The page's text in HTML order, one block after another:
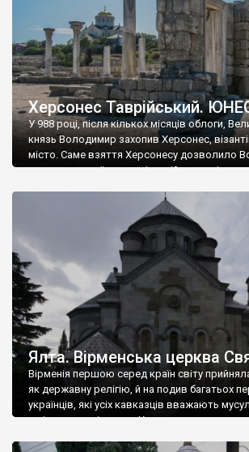
Херсонес Таврійський.
У 988 році, після кількох місяців облоги,
князь Володимир захопив Херсонес,
місто. Саме взяття Херсонесу дозволило
диктувати свої умови візантійському
Херсонесі Володимир-язичник, став
А потім було Хрещення Русі. На честь
Ялта. Вірменська церква
Вірменія першою серед країн світу
як державну релігію, й на подив багатьох
українців, які усіх кавказців вважають
є відданими вірянами Христа